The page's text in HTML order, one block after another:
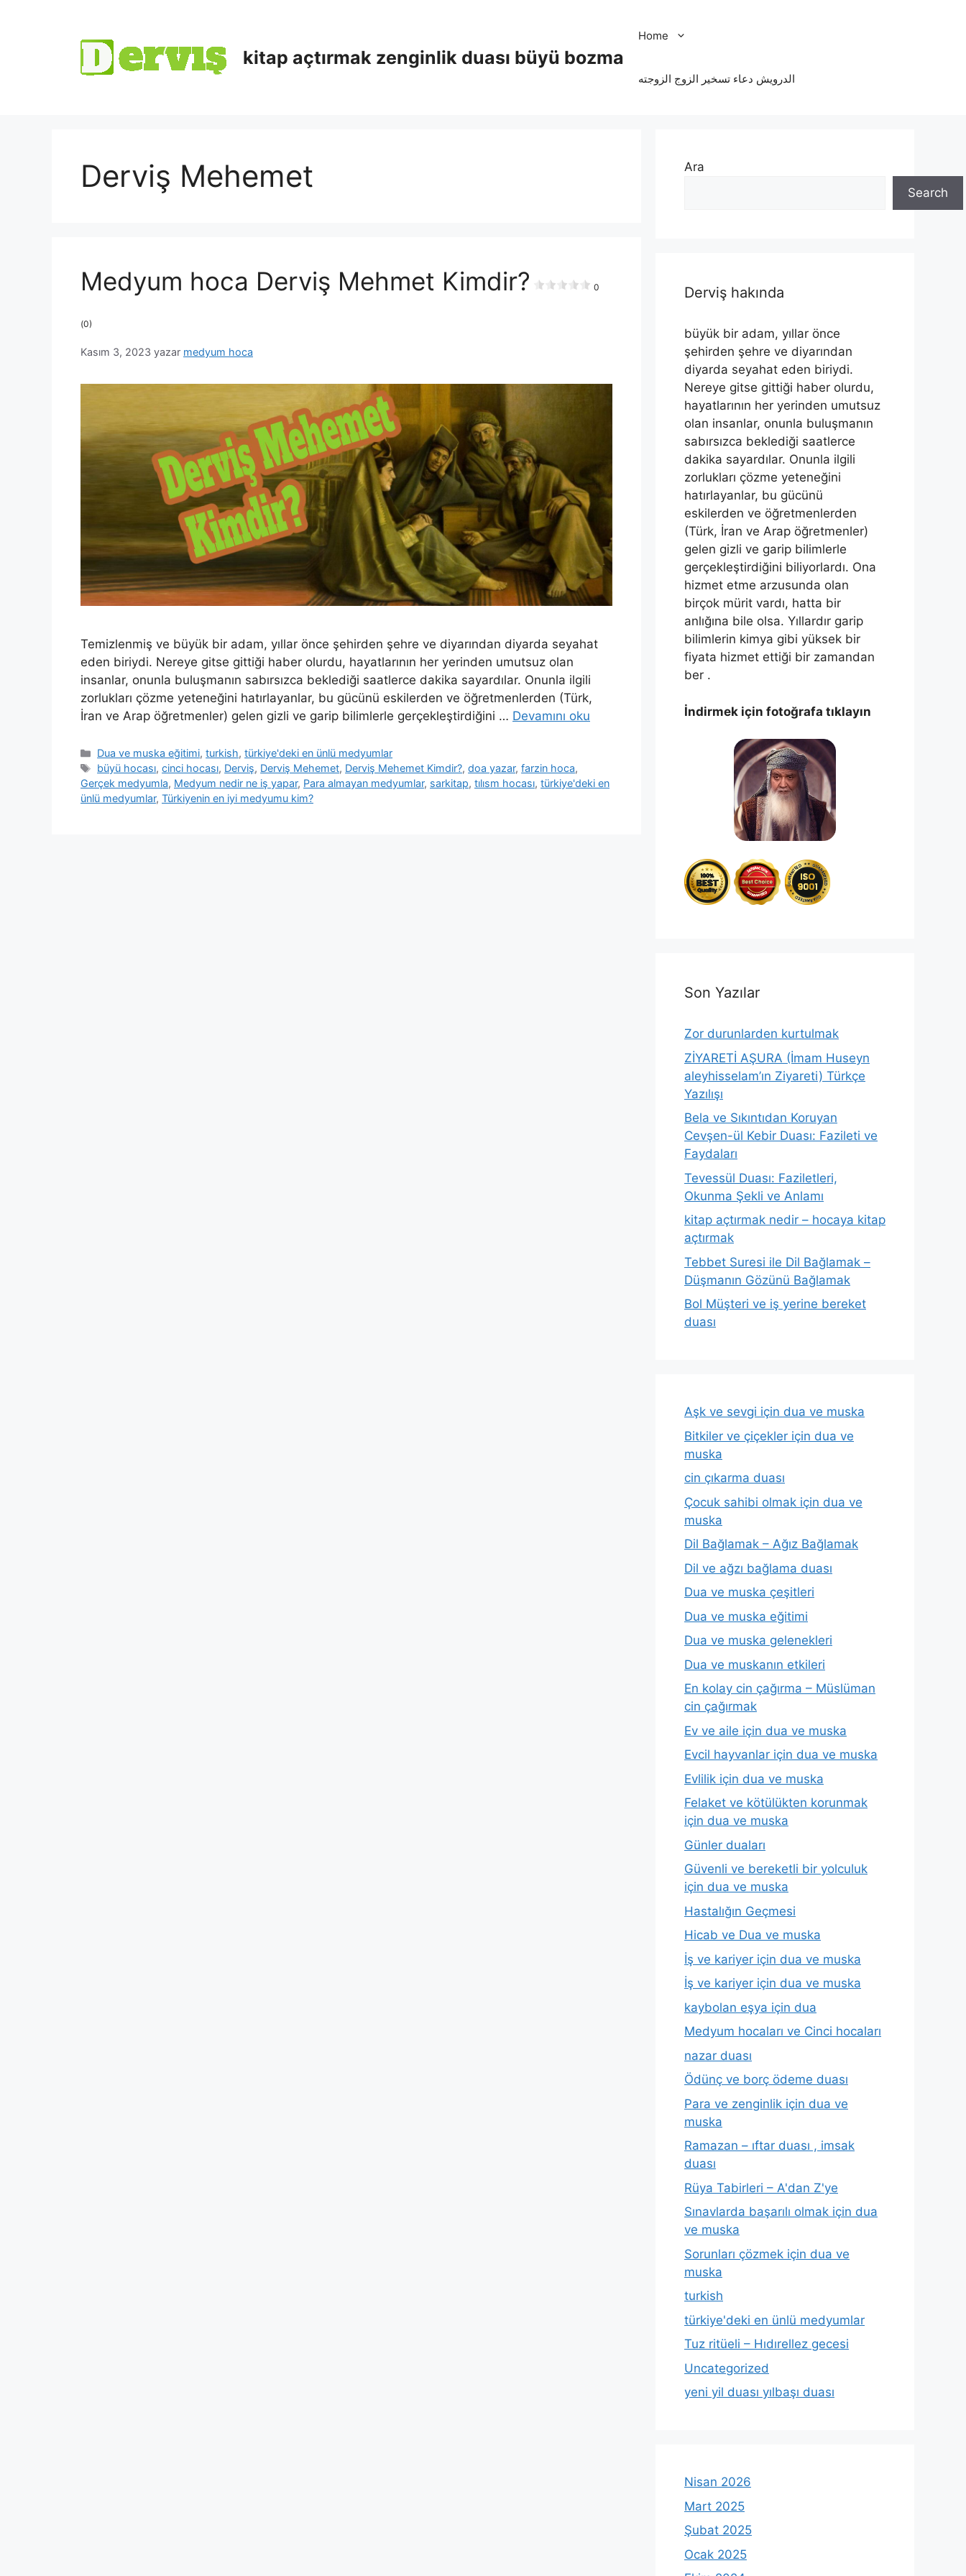
kitap açtırmak zenginlik duası büyü bozma
Home
الدرویش دعاء تسخير الزوج الزوجته
Derviş Mehemet
Medyum hoca Derviş Mehmet Kimdir? 0
(0)
Kasım 3, 2023 yazar medyum hoca
Temizlenmiş ve büyük bir adam, yıllar önce şehirden şehre ve diyarından diyarda seyahat
eden biriydi. Nereye gitse gittiği haber olurdu, hayatlarının her yerinden umutsuz olan
insanlar, onunla buluşmanın sabırsızca beklediği saatlerce dakika sayardılar. Onunla ilgili
zorlukları çözme yeteneğini hatırlayanlar, bu gücünü eskilerden ve öğretmenlerden (Türk,
İran ve Arap öğretmenler) gelen gizli ve garip bilimlerle gerçekleştirdiğini … Devamını oku
Dua ve muska eğitimi,turkish,türkiye'deki en ünlü medyumlar
büyü hocası,cinci hocası, Derviş, Derviş Mehemet, Derviş Mehemet Kimdir?,doa yazar,farzin hoca,
Gerçek medyumla, Medyum nedir ne iş yapar, Para almayan medyumlar, sarkitap, tılısm hocası, türkiye'deki en
ünlü medyumlar, Türkiyenin en iyi medyumu kim?
Ara
Search
Derviş hakında
büyük bir adam, yıllar önce
şehirden şehre ve diyarından
diyarda seyahat eden biriydi.
Nereye gitse gittiği haber olurdu,
hayatlarının her yerinden umutsuz
olan insanlar, onunla buluşmanın
sabırsızca beklediği saatlerce
dakika sayardılar. Onunla ilgili
zorlukları çözme yeteneğini
hatırlayanlar, bu gücünü
eskilerden ve öğretmenlerden
(Türk, İran ve Arap öğretmenler)
gelen gizli ve garip bilimlerle
gerçekleştirdiğini biliyorlardı. Ona
hizmet etme arzusunda olan
birçok mürit vardı, hatta bir
anlığına bile olsa. Yıllardır garip
bilimlerin kimya gibi yüksek bir
fiyata hizmet ettiği bir zamandan
ber .
İndirmek için fotoğrafa tıklayın
Son Yazılar
Zor durunlarden kurtulmak
ZİYARETİ AŞURA (İmam Huseyn
aleyhisselam’ın Ziyareti) Türkçe
Yazılışı
Bela ve Sıkıntıdan Koruyan
Cevşen-ül Kebir Duası: Fazileti ve
Faydaları
Tevessül Duası: Faziletleri,
Okunma Şekli ve Anlamı
kitap açtırmak nedir – hocaya kitap
açtırmak
Tebbet Suresi ile Dil Bağlamak –
Düşmanın Gözünü Bağlamak
Bol Müşteri ve iş yerine bereket
duası
Aşk ve sevgi için dua ve muska
Bitkiler ve çiçekler için dua ve
muska
cin çıkarma duası
Çocuk sahibi olmak için dua ve
muska
Dil Bağlamak – Ağız Bağlamak
Dil ve ağzı bağlama duası
Dua ve muska çeşitleri
Dua ve muska eğitimi
Dua ve muska gelenekleri
Dua ve muskanın etkileri
En kolay cin çağırma – Müslüman
cin çağırmak
Ev ve aile için dua ve muska
Evcil hayvanlar için dua ve muska
Evlilik için dua ve muska
Felaket ve kötülükten korunmak
için dua ve muska
Günler duaları
Güvenli ve bereketli bir yolculuk
için dua ve muska
Hastalığın Geçmesi
Hicab ve Dua ve muska
İş ve kariyer için dua ve muska
İş ve kariyer için dua ve muska
kaybolan eşya için dua
Medyum hocaları ve Cinci hocaları
nazar duası
Ödünç ve borç ödeme duası
Para ve zenginlik için dua ve
muska
Ramazan – ıftar duası , imsak
duası
Rüya Tabirleri – A'dan Z'ye
Sınavlarda başarılı olmak için dua
ve muska
Sorunları çözmek için dua ve
muska
turkish
türkiye'deki en ünlü medyumlar
Tuz ritüeli – Hıdırellez gecesi
Uncategorized
yeni yil duası yılbaşı duası
Nisan 2026
Mart 2025
Şubat 2025
Ocak 2025